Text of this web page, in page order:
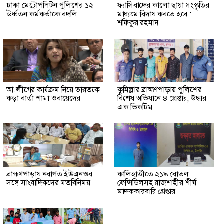
ঢাকা মেট্রোপলিটন পুলিশের ১২
ঊর্ধ্বতন কর্মকর্তাকে বদলি
ফ্যাসিবাদের কালো ছায়া সংস্কৃতির
মাধ্যমে বিদায় করতে হবে :
শফিকুর রহমান
আ.লীগের কার্যক্রম নিয়ে ভারতকে
কড়া বার্তা শামা ওবায়েদের
কুমিল্লার ব্রাহ্মণপাড়ায় পুলিশের
বিশেষ অভিযানে ৪ গ্রেপ্তার, উদ্ধার
এক ভিকটিম
ব্রাহ্মণপাড়ায় নবাগত ইউএনওর
সঙ্গে সাংবাদিকদের মতবিনিময়
কালিহাতীতে ২১৯ বোতল
ফেন্সিডিলসহ রাজশাহীর শীর্ষ
মাদককারবারি গ্রেপ্তার